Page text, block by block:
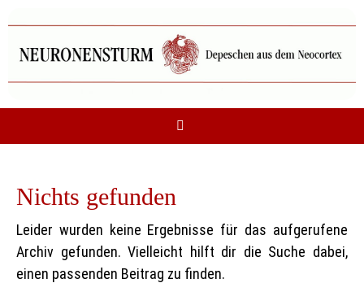
springen
Nichts gefunden
Leider wurden keine Ergebnisse für das aufgerufene
Archiv gefunden. Vielleicht hilft dir die Suche dabei,
einen passenden Beitrag zu finden.